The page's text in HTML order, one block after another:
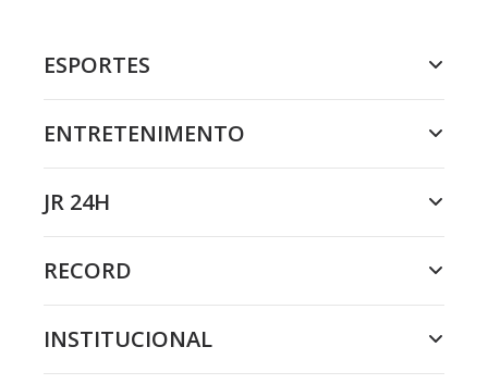
ESPORTES
ENTRETENIMENTO
JR 24H
RECORD
INSTITUCIONAL